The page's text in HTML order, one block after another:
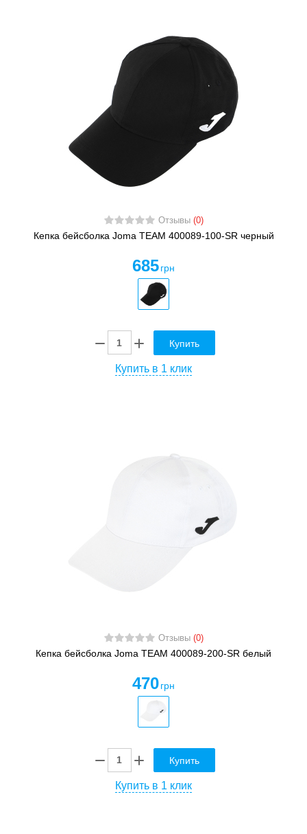
Отзывы (0)
Кепка бейсболка Joma TEAM 400089-100-SR черный
685 грн
Купить
Купить в 1 клик
Отзывы (0)
Кепка бейсболка Joma TEAM 400089-200-SR белый
470 грн
Купить
Купить в 1 клик